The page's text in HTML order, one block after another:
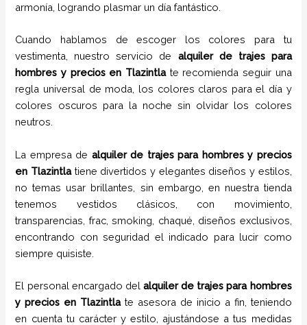
armonía, logrando plasmar un día fantástico.
Cuando hablamos de escoger los colores para tu
vestimenta, nuestro servicio de alquiler de trajes para
hombres y precios en Tlazintlate recomienda seguir una
regla universal de moda, los colores claros para el día y
colores oscuros para la noche sin olvidar los colores
neutros.
La empresa de alquiler de trajes para hombres y precios
en Tlazintla tiene divertidos y elegantes diseños y estilos,
no temas usar brillantes, sin embargo, en nuestra tienda
tenemos vestidos clásicos, con movimiento,
transparencias, frac, smoking, chaqué, diseños exclusivos,
encontrando con seguridad el indicado para lucir como
siempre quisiste.
El personal encargado del alquiler de trajes para hombres
y precios en Tlazintlate asesora de inicio a fin, teniendo
en cuenta tu carácter y estilo, ajustándose a tus medidas